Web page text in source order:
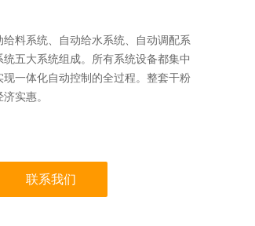
料系统、自动给水系统、自动调配系
五大系统组成。所有系统设备都集中
一体化自动控制的全过程。整套干粉
实惠。
联系我们